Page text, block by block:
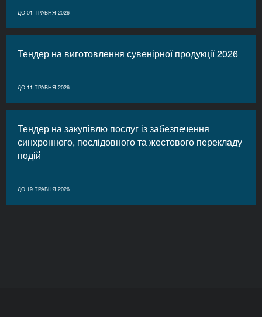
ДО 01 ТРАВНЯ 2026
Тендер на виготовлення сувенірної продукції 2026
ДО 11 ТРАВНЯ 2026
Тендер на закупівлю послуг із забезпечення
синхронного, послідовного та жестового перекладу
подій
ДО 19 ТРАВНЯ 2026